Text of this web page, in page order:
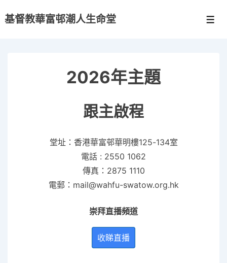
Skip
基督教華富邨潮人生命堂
2026年主題
跟主啟程
堂址：香港華富邨華明樓125-134室
電話 : 2550 1062
傳真：2875 1110
電郵：mail@wahfu-swatow.org.hk
崇拜直播頻道
收睇直播